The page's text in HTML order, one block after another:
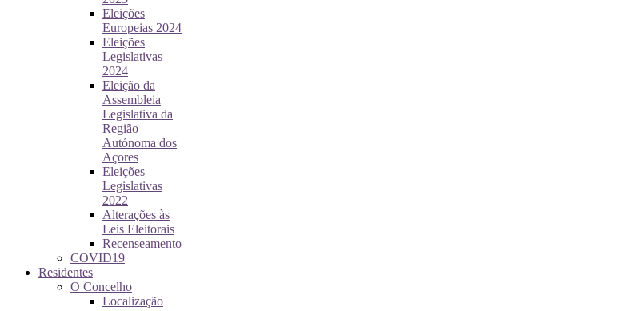
Eleições
Europeias 2024
Eleições
Legislativas
2024
Eleição da
Assembleia
Legislativa da
Região
Autónoma dos
Açores
Eleições
Legislativas
2022
Alterações às
Leis Eleitorais
Recenseamento
COVID19
Residentes
O Concelho
Localização